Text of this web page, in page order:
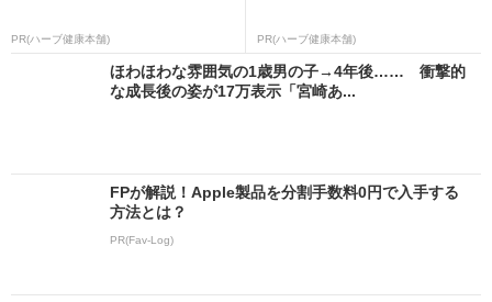
PR(ハーブ健康本舗) PR(ハーブ健康本舗)
ほわほわな雰囲気の1歳男の子→4年後…… 衝撃的
な成長後の姿が17万表示「宮崎あ...
FPが解説！Apple製品を分割手数料0円で入手する
方法とは？
PR(Fav-Log)